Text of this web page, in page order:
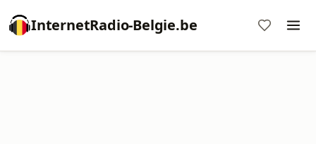
InternetRadio-Belgie.be